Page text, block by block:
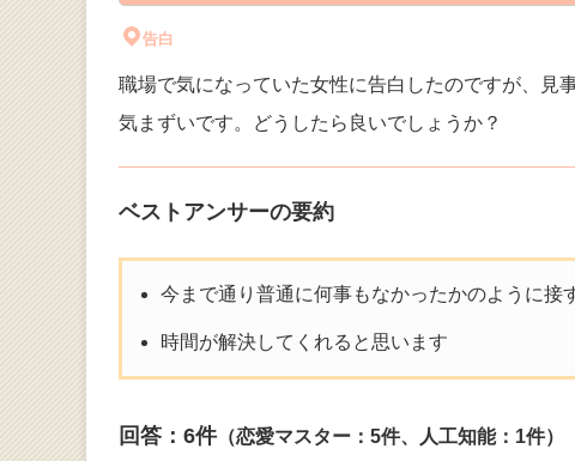
告白
職場で気になっていた女性に告白したのですが、見
気まずいです。どうしたら良いでしょうか？
ベストアンサーの要約
今まで通り普通に何事もなかったかのように接
時間が解決してくれると思います
回答： 6件（恋愛マスター：5件、人工知能：1件）